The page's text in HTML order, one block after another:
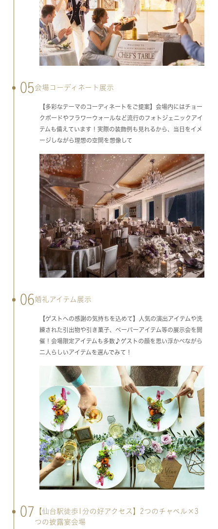
05 会場コーディネート展示
【多彩なテーマのコーディネートをご提案】会場内にはチョー
クボードやフラワーウォールなど流行のフォトジェニックアイ
テムも備えています！実際の装飾例も見れるから、当日をイメ
ージしながら理想の空間を想像して
06婚礼アイテム展示
【ゲストへの感謝の気持ちを込めて】人気の演出アイテムや洗
練された引出物や引き菓子、ペーパーアイテム等の展示会を開
催！会場限定アイテムも多数♪ゲストの顔を思い浮かべながら
二人らしいアイテムを選んでみて！
07
【仙台駅徒歩1分の好アクセス】2つのチャペル×3
つの披露宴会場